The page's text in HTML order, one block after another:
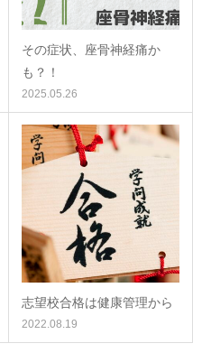
その症状、座骨神経痛か
も？！
2025.05.26
志望校合格は健康管理から
2022.08.19